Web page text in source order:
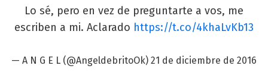
Lo sé, pero en vez de preguntarte a vos, me
escriben a mi. Aclarado https://t.co/4khaLvKb13
— A N G E L (@AngeldebritoOk) 21 de diciembre de 2016